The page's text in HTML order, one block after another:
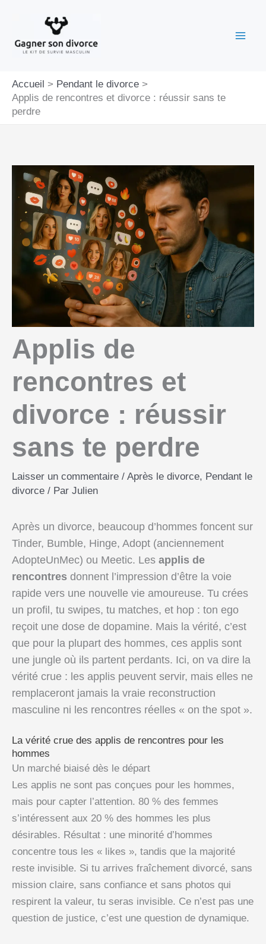
contenu
Accueil
Pendant le divorce
Applis de rencontres et divorce : réussir sans te
perdre
Applis de
rencontres et
divorce : réussir
sans te perdre
Laisser un commentaire / Après le divorce, Pendant le
divorce / Par Julien
Après un divorce, beaucoup d’hommes foncent sur
Tinder, Bumble, Hinge, Adopt (anciennement
AdopteUnMec) ou Meetic. Les applis de
rencontres donnent l’impression d’être la voie
rapide vers une nouvelle vie amoureuse. Tu crées
un profil, tu swipes, tu matches, et hop : ton ego
reçoit une dose de dopamine. Mais la vérité, c’est
que pour la plupart des hommes, ces applis sont
une jungle où ils partent perdants. Ici, on va dire la
vérité crue : les applis peuvent servir, mais elles ne
remplaceront jamais la vraie reconstruction
masculine ni les rencontres réelles « on the spot ».
La vérité crue des applis de rencontres pour les
hommes
Un marché biaisé dès le départ
Les applis ne sont pas conçues pour les hommes,
mais pour capter l’attention. 80 % des femmes
s’intéressent aux 20 % des hommes les plus
désirables. Résultat : une minorité d’hommes
concentre tous les « likes », tandis que la majorité
reste invisible. Si tu arrives fraîchement divorcé, sans
mission claire, sans confiance et sans photos qui
respirent la valeur, tu seras invisible. Ce n’est pas une
question de justice, c’est une question de dynamique.